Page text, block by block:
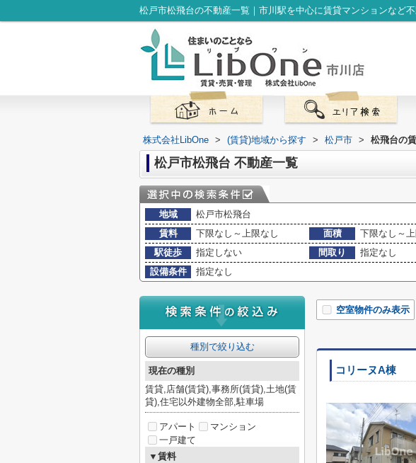
松戸市松飛台の不動産一覧｜市川駅を中心に賃貸マンションなど
株式会社LibOne > (賃貸)地域から探す > 松戸市 > 松飛台の
松戸市松飛台 不動産一覧
地域
松戸市松飛台
賃料
下限なし～上限なし 面積 下限なし～
駅徒歩
指定しない 間取り
指定なし
設備条件
指定なし
空室物件のみ表示
コリーヌA棟
種別で絞り込む
現在の種別
賃貸,店舗(賃貸),事務所(賃貸),土地(賃
貸),住宅以外建物全部,駐車場
アパート
マンション
一戸建て
▼賃料